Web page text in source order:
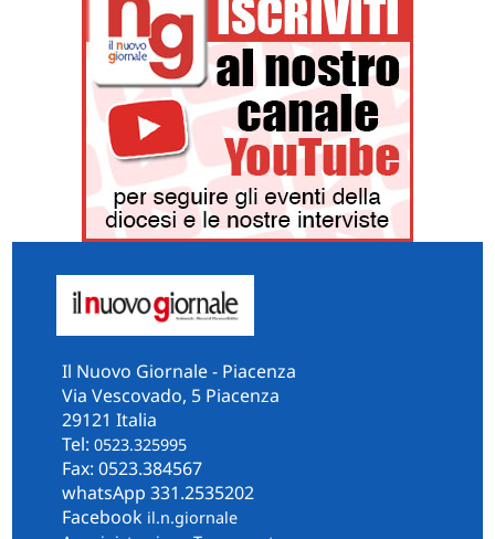
Il Nuovo Giornale - Piacenza
Via Vescovado, 5 Piacenza
29121 Italia
Tel: 0523.325995
Fax: 0523.384567
whatsApp 331.2535202
Facebook il.n.giornale